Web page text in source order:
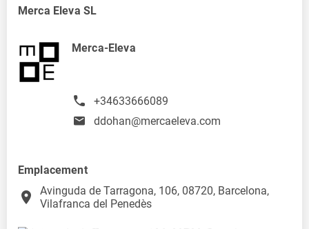
Merca Eleva SL
Merca-Eleva
+34633666089
ddohan@mercaeleva.com
Emplacement
place
Avinguda de Tarragona, 106, 08720, Barcelona,
Vilafranca del Penedès